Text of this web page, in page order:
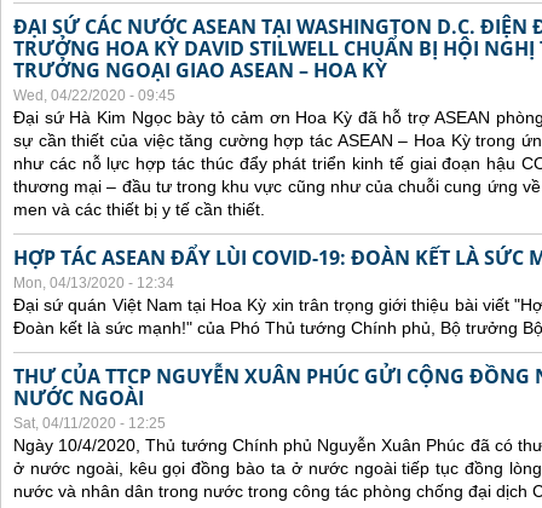
ĐẠI SỨ CÁC NƯỚC ASEAN TẠI WASHINGTON D.C. ĐIỆN
TRƯỞNG HOA KỲ DAVID STILWELL CHUẨN BỊ HỘI NGHỊ
TRƯỞNG NGOẠI GIAO ASEAN – HOA KỲ
Wed, 04/22/2020 - 09:45
Đại sứ Hà Kim Ngọc bày tỏ cảm ơn Hoa Kỳ đã hỗ trợ ASEAN
sự cần thiết của việc tăng cường hợp tác ASEAN – Hoa Kỳ trong
như các nỗ lực hợp tác thúc đẩy phát triển kinh tế giai đoạn hậu
thương mại – đầu tư trong khu vực cũng như của chuỗi cung ứng
men và các thiết bị y tế cần thiết.
HỢP TÁC ASEAN ĐẨY LÙI COVID-19: ĐOÀN KẾT LÀ SỨC
Mon, 04/13/2020 - 12:34
Đại sứ quán Việt Nam tại Hoa Kỳ xin trân trọng giới thiệu bài viết
Đoàn kết là sức mạnh!" của Phó Thủ tướng Chính phủ, Bộ trưởng
THƯ CỦA TTCP NGUYỄN XUÂN PHÚC GỬI CỘNG ĐỒNG
NƯỚC NGOÀI
Sat, 04/11/2020 - 12:25
Ngày 10/4/2020, Thủ tướng Chính phủ Nguyễn Xuân Phúc đã có
ở nước ngoài, kêu gọi đồng bào ta ở nước ngoài tiếp tục đồng
nước và nhân dân trong nước trong công tác phòng chống đại dịch